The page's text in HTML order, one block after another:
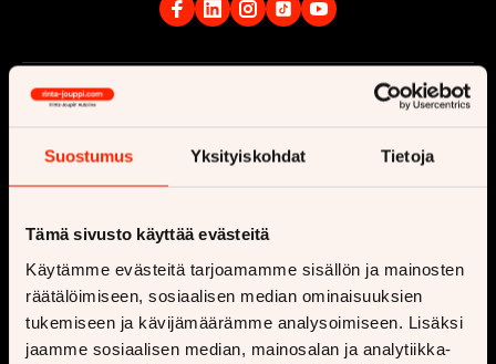
Suostumus Yksityiskohdat Tietoja
Tämä sivusto käyttää evästeitä
Käytämme evästeitä tarjoamamme sisällön ja mainosten
räätälöimiseen, sosiaalisen median ominaisuuksien
tukemiseen ja kävijämäärämme analysoimiseen. Lisäksi
jaamme sosiaalisen median, mainosalan ja analytiikka-
Yritys
Ota yhteyttä
Ajankohtaista
Tilaa uutiskirje
Rekrytointi
Toimipisteet
Vastuullisuus
Vaihtoautot
Matkailuauto
Matkailuvaunu
Moottoripyörä
Myynnin lisäpalvelut